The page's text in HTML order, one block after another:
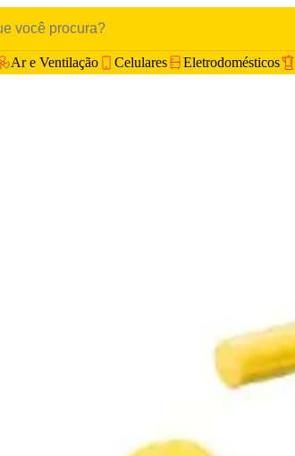
Ar e Ventilação Celulares Eletrodomésticos